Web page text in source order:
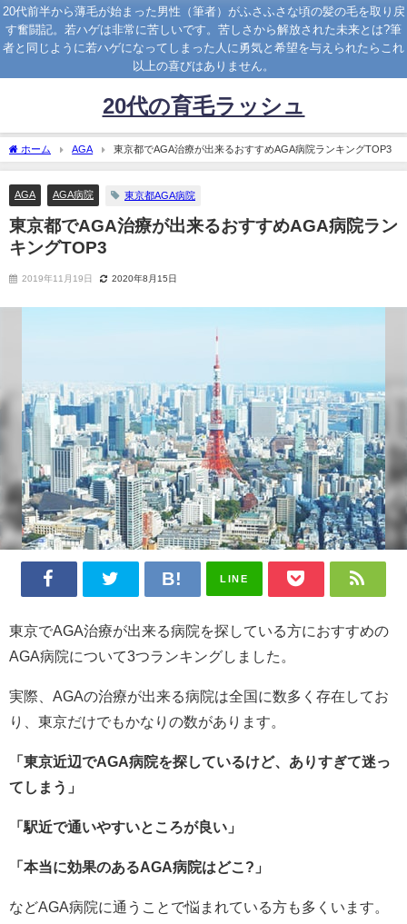
20代前半から薄毛が始まった男性（筆者）がふさふさな頃の髪の毛を取り戻
す奮闘記。若ハゲは非常に苦しいです。苦しさから解放された未来とは?筆
者と同じように若ハゲになってしまった人に勇気と希望を与えられたらこれ
以上の喜びはありません。
20代の育毛ラッシュ
ホーム AGA 東京都でAGA治療が出来るおすすめAGA病院ランキングTOP3
AGA AGA病院 東京都AGA病院
東京都でAGA治療が出来るおすすめAGA病院ラン
キングTOP3
2019年11月19日 2020年8月15日
LINE
東京でAGA治療が出来る病院を探している方におすすめの
AGA病院について3つランキングしました。
実際、AGAの治療が出来る病院は全国に数多く存在してお
り、東京だけでもかなりの数があります。
「東京近辺でAGA病院を探しているけど、ありすぎて迷っ
てしまう」
「駅近で通いやすいところが良い」
「本当に効果のあるAGA病院はどこ?」
などAGA病院に通うことで悩まれている方も多くいます。